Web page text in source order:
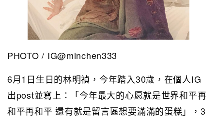
PHOTO / IG@minchen333
6月1日生日的林明禎，今年踏入30歲，在個人IG
出post並寫上：「今年最大的心愿就是世界和平再
和平再和平 還有就是留言區想要滿滿的蛋糕」，3